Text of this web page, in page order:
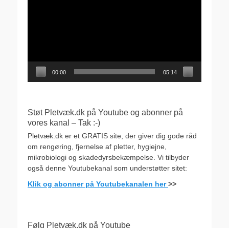
00:00 05:14
Støt Pletvæk.dk på Youtube og abonner på
vores kanal – Tak :-)
Pletvæk.dk er et GRATIS site, der giver dig gode råd
om rengøring, fjernelse af pletter, hygiejne,
mikrobiologi og skadedyrsbekæmpelse. Vi tilbyder
også denne Youtubekanal som understøtter sitet:
Klik og abonner på Youtubekanalen her>>
Følg Pletvæk.dk på Youtube